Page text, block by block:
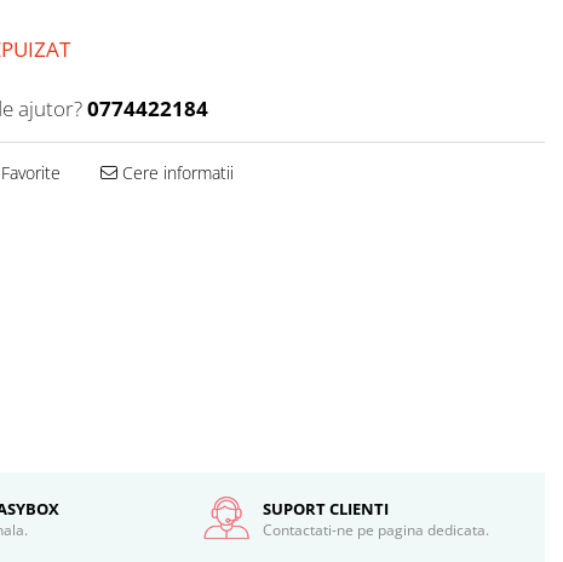
ajutor?0774422184
Cere informatii
SUPORT CLIENTI
Contactati-ne pe pagina dedicata.